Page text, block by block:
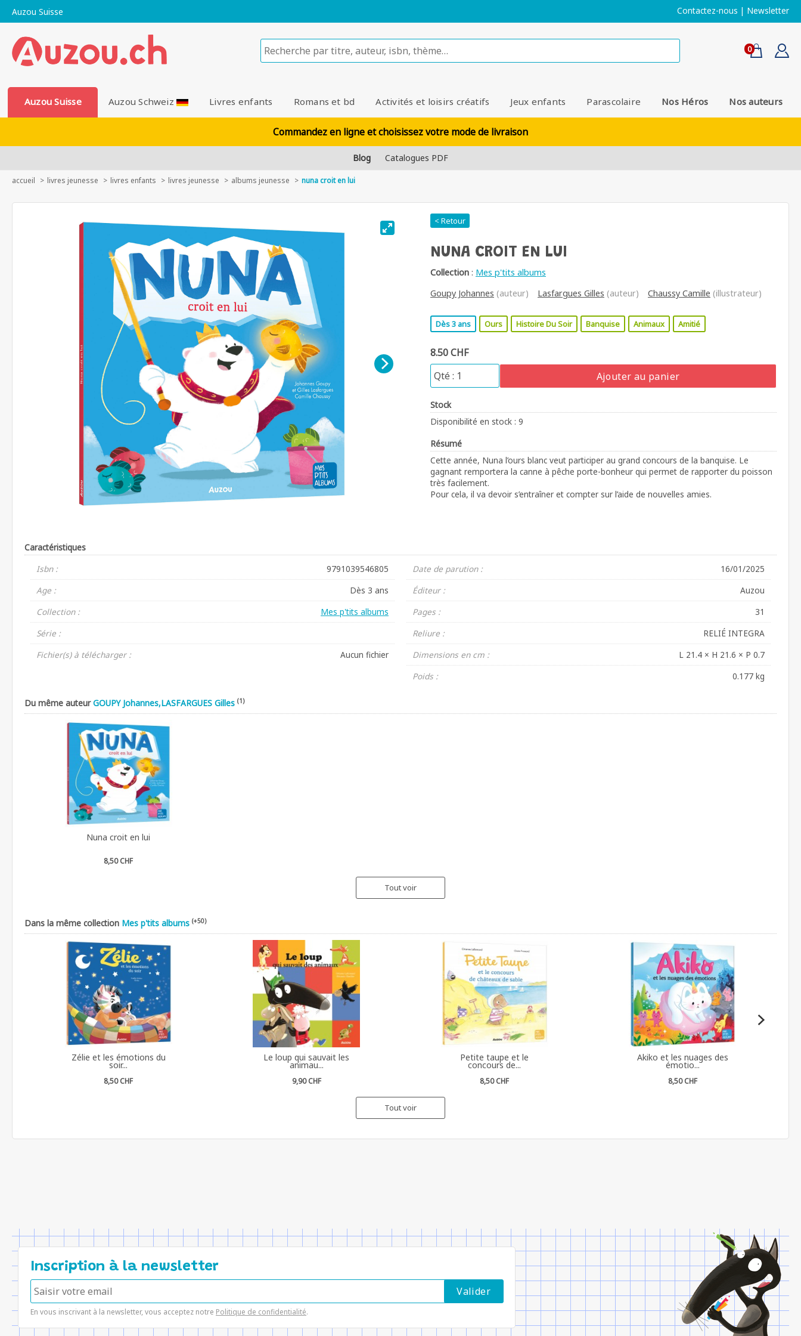
Auzou Suisse Contactez-nous | Newsletter
0
Auzou Suisse Auzou Schweiz Livres enfants Romans et bd Activités et loisirs créatifs Jeux enfants Parascolaire Nos Héros Nos auteurs
Commandez en ligne et choisissez votre mode de livraison
Blog Catalogues PDF
accueil livres jeunesse livres enfants livres jeunesse albums jeunesse nuna croit en lui
< Retour
NUNA CROIT EN LUI
Collection : Mes p'tits albums
Goupy Johannes (auteur) Lasfargues Gilles (auteur) Chaussy Camille (illustrateur)
Dès 3 ans Ours Histoire Du Soir Banquise Animaux Amitié
8.50 CHF
Ajouter au panier
Stock
Disponibilité en stock : 9
Résumé
Cette année, Nuna l’ours blanc veut participer au grand concours de la banquise. Le
gagnant remportera la canne à pêche porte-bonheur qui permet de rapporter du poisson
très facilement.
Pour cela, il va devoir s’entraîner et compter sur l’aide de nouvelles amies.
Caractéristiques
Isbn :
9791039546805
Age :
Dès 3 ans
Collection :
Mes p'tits albums
Série :
Fichier(s) à télécharger :
Aucun fichier
Date de parution :
16/01/2025
Éditeur :
Auzou
Pages :
31
Reliure :
RELIÉ INTEGRA
Dimensions en cm :
L 21.4 × H 21.6 × P 0.7
Poids :
0.177 kg
Du même auteurGOUPY Johannes,LASFARGUES Gilles (1)
Nuna croit en lui
8,50 CHF
Tout voir
Dans la même collection Mes p'tits albums (+50)
Zélie et les émotions du
soir...
8,50 CHF
Le loup qui sauvait les
animau...
9,90 CHF
Petite taupe et le
concours de...
8,50 CHF
Akiko et les nuages des
émotio...
8,50 CHF
Tout voir
Inscription à la newsletter
En vous inscrivant à la newsletter, vous acceptez notre Politique de confidentialité.